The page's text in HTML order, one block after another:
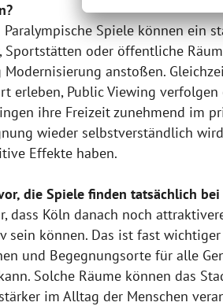
Paralympische Spiele können ein
oder öffentliche
Modernisierung anstoßen.
erleben, Public Viewing
ihre Freizeit zunehmend im
wieder selbstverständlich
Effekte haben.
die Spiele finden tatsächlich
dass Köln danach noch
sein können. Das ist fast
und Begegnungsorte für alle
Solche Räume können das
im Alltag der Menschen